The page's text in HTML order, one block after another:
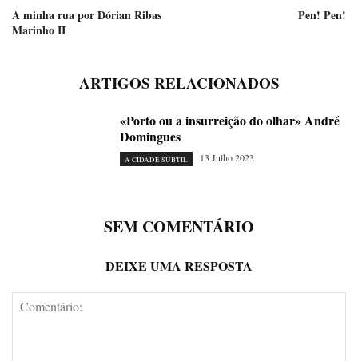
A minha rua por Dórian Ribas
Marinho II
Pen! Pen!
ARTIGOS RELACIONADOS
«Porto ou a insurreição do olhar» André
Domingues
A CIDADE SUBTIL 13 Julho 2023
SEM COMENTÁRIO
DEIXE UMA RESPOSTA